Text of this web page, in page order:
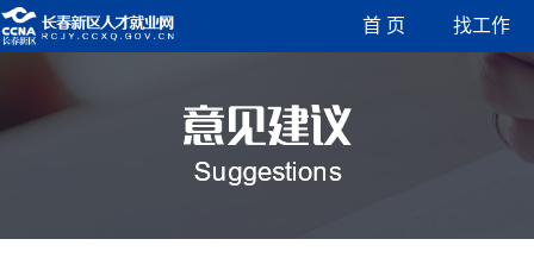
首 页 找工作